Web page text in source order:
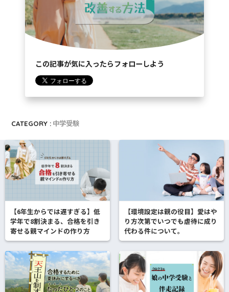
この記事が気に入ったらフォローしよう
CATEGORY : 中学受験
【6年生からでは遅すぎる】低
学年で8割決まる、合格を引き
寄せる親マインドの作り方
【環境設定は親の役目】愛はや
り方次第でいつでも虐待に成り
代わる件について。